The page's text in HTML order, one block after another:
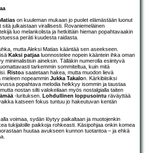
on kuuleman mukaan jo puolet elämästään luonut
julkaistaan virallisesti. Rovaniemeläinen
luo melankolista ja hetkittäin hieman popahtavaakin
peräti kuudesta raidasta.
mutta Aleksi Matias kääntää sen aseekseen.
Kaksi patjaa luonnostelee nopein kääntein ihka oman
minimalistisin aineksin. Tälläkin numerolla esiintyvä
tarkemmin sommiteltua, kuin mitä
Ristoa saatetaan hakea, mutta muodon lievä
nopeammin Jukka Takalon. Kärkibiisiksi
popahtava melodia helkkyy isommin ja taustaa
nostan silti valokeilaan myös nostalgialla taiten
-lurituksen. Lohdullinen loppusointu räväyttää
katseen fokus tuntuu jo hakeutuvan kentän
voimaa, sydän löytyy paikaltaan ja muotojenkin
tukijaloille paikkoja rohkeasti. Käsipohjaa onkin komea
huutaa avukseen kunnon tuotantoa – ja ehkä